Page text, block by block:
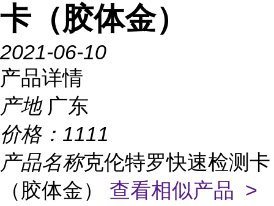
卡（胶体金）
2021-06-10
产品详情
产地 广东
价格： 1111
产品名称克伦特罗快速检测卡
（胶体金） 查看相似产品 >